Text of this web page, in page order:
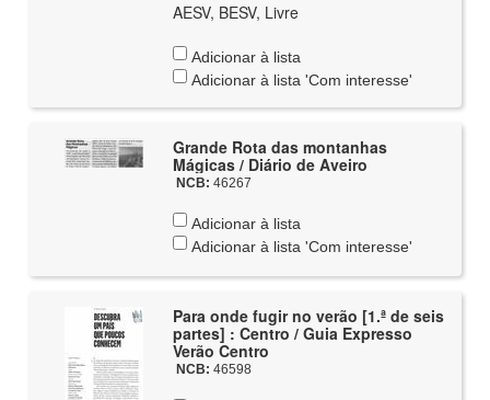
AESV, BESV, Livre
Adicionar à lista
Adicionar à lista 'Com interesse'
Grande Rota das montanhas
Mágicas / Diário de Aveiro
NCB: 46267
Adicionar à lista
Adicionar à lista 'Com interesse'
Para onde fugir no verão [1.ª de seis
partes] : Centro / Guia Expresso
Verão Centro
NCB: 46598